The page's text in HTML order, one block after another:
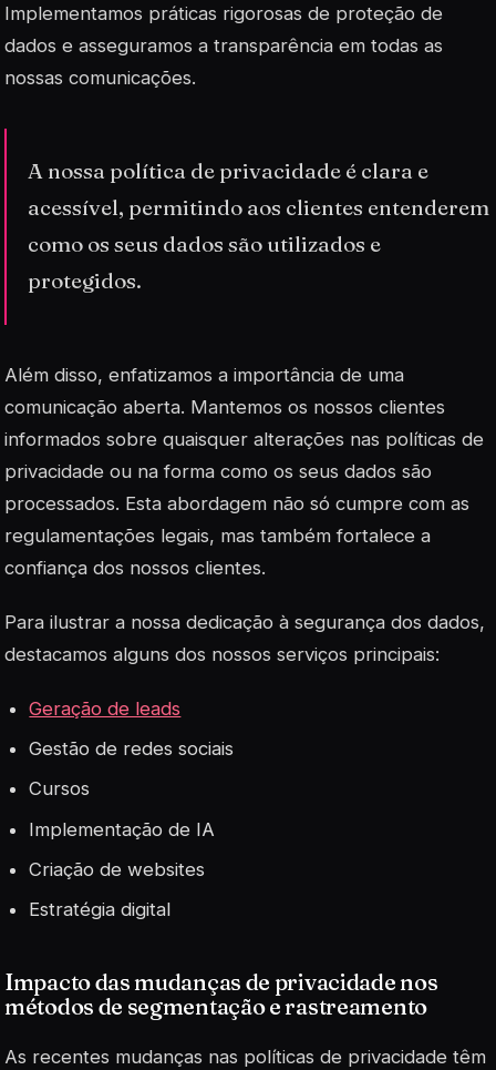
Implementamos práticas rigorosas de proteção de
dados e asseguramos a transparência em todas as
nossas comunicações.
A nossa política de privacidade é clara e
acessível, permitindo aos clientes entenderem
como os seus dados são utilizados e
protegidos.
Além disso, enfatizamos a importância de uma
comunicação aberta. Mantemos os nossos clientes
informados sobre quaisquer alterações nas políticas de
privacidade ou na forma como os seus dados são
processados. Esta abordagem não só cumpre com as
regulamentações legais, mas também fortalece a
confiança dos nossos clientes.
Para ilustrar a nossa dedicação à segurança dos dados,
destacamos alguns dos nossos serviços principais:
Geração de leads
Gestão de redes sociais
Cursos
Implementação de IA
Criação de websites
Estratégia digital
Impacto das mudanças de privacidade nos
métodos de segmentação e rastreamento
As recentes mudanças nas políticas de privacidade têm